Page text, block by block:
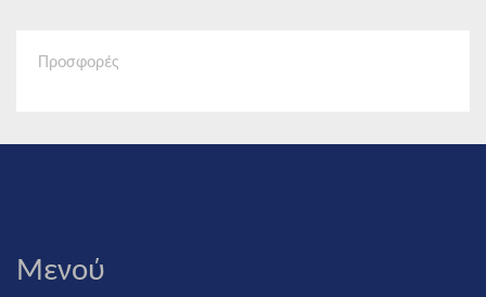
Προσφορές
Μενού